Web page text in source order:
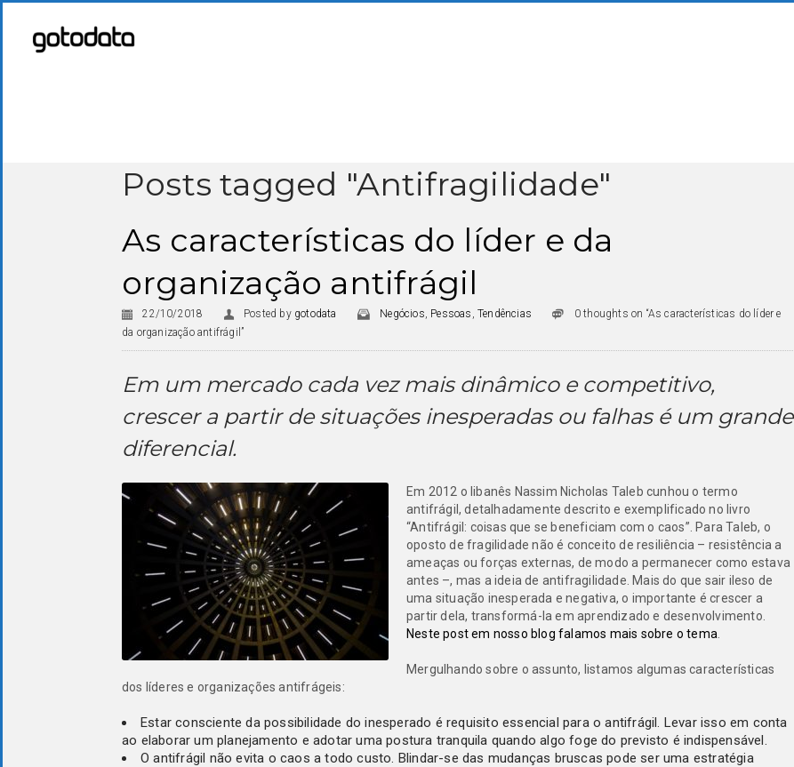
Posts tagged "Antifragilidade"
As características do líder e da
organização antifrágil
22/10/2018 Posted by gotodata Negócios, Pessoas ,Tendências
0 thoughts on “As características do líder e
da organização antifrágil”
Em um mercado cada vez mais dinâmico e competitivo,
crescer a partir de situações inesperadas ou falhas é um grande
diferencial.
Em 2012 o libanês Nassim Nicholas Taleb cunhou o termo
antifrágil, detalhadamente descrito e exemplificado no livro
“Antifrágil: coisas que se beneficiam com o caos”. Para Taleb, o
oposto de fragilidade não é conceito de resiliência – resistência a
ameaças ou forças externas, de modo a permanecer como estava
antes –, mas a ideia de antifragilidade. Mais do que sair ileso de
uma situação inesperada e negativa, o importante é crescer a
partir dela, transformá-la em aprendizado e desenvolvimento.
Neste post em nosso blog falamos mais sobre o tema
Mergulhando sobre o assunto, listamos algumas características
dos líderes e organizações antifrágeis:
Estar consciente da possibilidade do inesperado é requisito essencial para o antifrágil. Levar isso em conta
ao elaborar um planejamento e adotar uma postura tranquila quando algo foge do previsto é indispensável.
O antifrágil não evita o caos a todo custo. Blindar-se das mudanças bruscas pode ser uma estratégia